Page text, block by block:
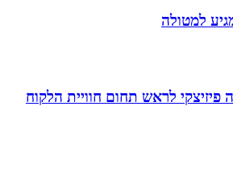
למטולה
לראש תחום חוויית הלקוח